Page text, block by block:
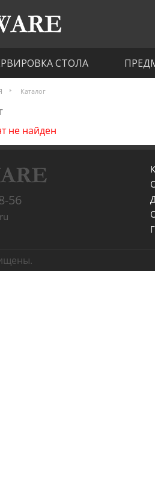
СТОЛА
Каталог
не найден
56